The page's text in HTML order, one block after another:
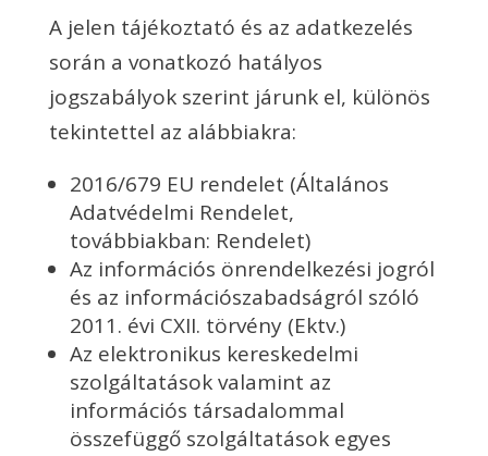
A jelen tájékoztató és az adatkezelés
során a vonatkozó hatályos
jogszabályok szerint járunk el, különös
tekintettel az alábbiakra:
2016/679 EU rendelet (Általános
Adatvédelmi Rendelet,
továbbiakban: Rendelet)
Az információs önrendelkezési jogról
és az információszabadságról szóló
2011. évi CXII. törvény (Ektv.)
Az elektronikus kereskedelmi
szolgáltatások valamint az
információs társadalommal
összefüggő szolgáltatások egyes